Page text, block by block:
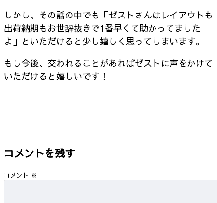
しかし、その話の中でも「ゼストさんはレイアウトも
出荷納期もお世辞抜きで1番早くて助かってました
よ」といただけると少し嬉しく思ってしまいます。
もし今後、交われることがあればゼストに声をかけて
いただけると嬉しいです！
コメントを残す
コメント ※